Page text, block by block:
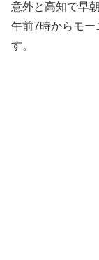
意外と高知で早
午前7時からモ
す。